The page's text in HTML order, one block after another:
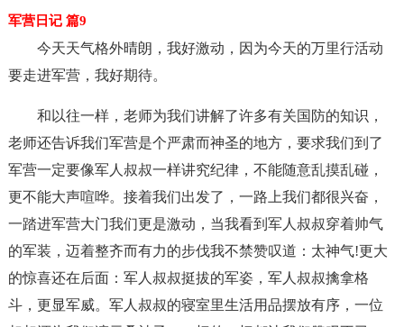
军营日记 篇9
今天天气格外晴朗，我好激动，因为今天的万里行活动
要走进军营，我好期待。
和以往一样，老师为我们讲解了许多有关国防的知识，
老师还告诉我们军营是个严肃而神圣的地方，要求我们到了
军营一定要像军人叔叔一样讲究纪律，不能随意乱摸乱碰，
更不能大声喧哗。接着我们出发了，一路上我们都很兴奋，
一踏进军营大门我们更是激动，当我看到军人叔叔穿着帅气
的军装，迈着整齐而有力的步伐我不禁赞叹道：太神气!更大
的惊喜还在后面：军人叔叔挺拔的军姿，军人叔叔擒拿格
斗，更显军威。军人叔叔的寝室里生活用品摆放有序，一位